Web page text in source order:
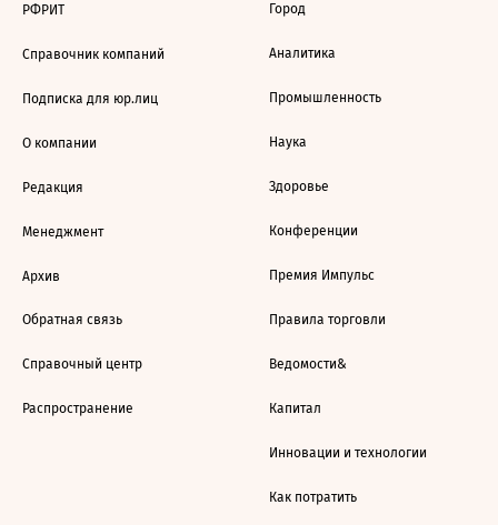
РФРИТ
Справочник компаний
Подписка для юр.лиц
О компании
Редакция
Менеджмент
Архив
Обратная связь
Справочный центр
Распространение
Город
Аналитика
Промышленность
Наука
Здоровье
Конференции
Премия Импульс
Правила торговли
Ведомости&
Капитал
Инновации и технологии
Как потратить